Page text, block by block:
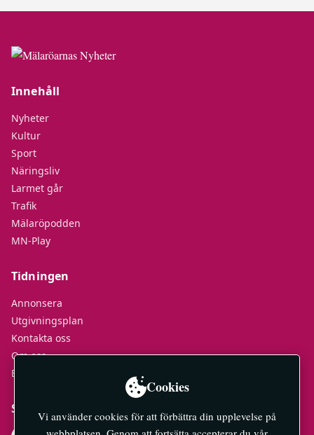
Innehåll
Nyheter
Kultur
Sport
Näringsliv
Larmet går
Trafik
Mälaröpodden
MN-Play
Tidningen
Annonsera
Utgivningsplan
Kontakta oss
Om oss
E-tidningar
Socialt
Cookies
Vi använder cookies för att förbättra din upplevelse på